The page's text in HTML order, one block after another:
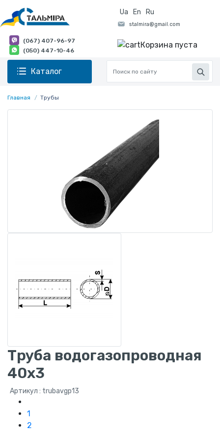
Ua En Ru
(067) 407-96-97
(050) 447-10-46
Корзина пуста
Каталог
Главная Трубы
Труба водогазопроводная
40x3
Артикул : trubavgp13
1
2